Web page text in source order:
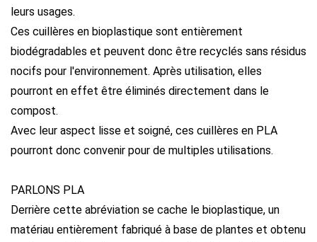
leurs usages.
Ces cuillères en bioplastique sont entièrement
biodégradables et peuvent donc être recyclés sans résidus
nocifs pour l'environnement. Après utilisation, elles
pourront en effet être éliminés directement dans le
compost.
Avec leur aspect lisse et soigné, ces cuillères en PLA
pourront donc convenir pour de multiples utilisations.
PARLONS PLA
Derrière cette abréviation se cache le bioplastique, un
matériau entièrement fabriqué à base de plantes et obtenu